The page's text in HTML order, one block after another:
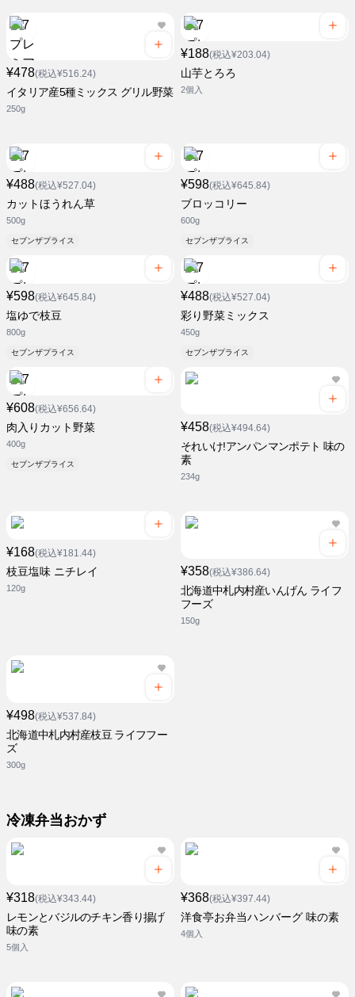
¥478(税込¥516.24)
イタリア産5種ミックス グリル野菜
250g
¥188(税込¥203.04)
山芋とろろ
2個入
¥488(税込¥527.04)
カットほうれん草
500g
セブンザプライス
¥598(税込¥645.84)
ブロッコリー
600g
セブンザプライス
¥598(税込¥645.84)
塩ゆで枝豆
800g
セブンザプライス
¥488(税込¥527.04)
彩り野菜ミックス
450g
セブンザプライス
¥608(税込¥656.64)
肉入りカット野菜
400g
セブンザプライス
¥458(税込¥494.64)
それいけ!アンパンマンポテト 味の
素
234g
¥168(税込¥181.44)
枝豆塩味 ニチレイ
120g
¥358(税込¥386.64)
北海道中札内村産いんげん ライフ
フーズ
150g
¥498(税込¥537.84)
北海道中札内村産枝豆 ライフフー
ズ
300g
冷凍弁当おかず
¥318(税込¥343.44)
レモンとバジルのチキン香り揚げ
味の素
5個入
¥368(税込¥397.44)
洋食亭お弁当ハンバーグ 味の素
4個入